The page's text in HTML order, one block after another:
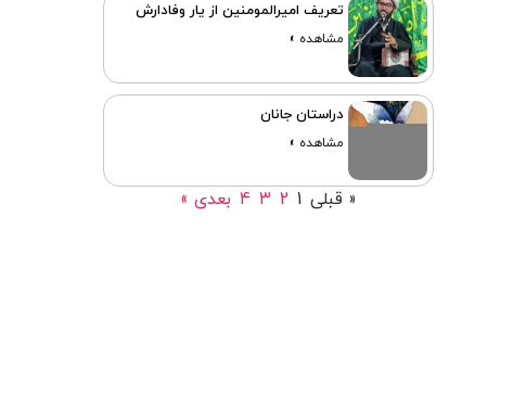
تعریف امیرالمومنین از یار وفادارش
مشاهده »
دراستان جانان
مشاهده »
« قبلی 1
2
3
4 بعدی »